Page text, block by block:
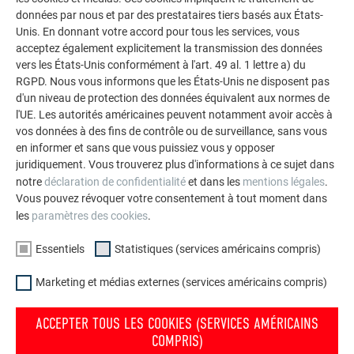
La galerie de références PREFA démontre la
polyvalence de l’aluminium. Découvrez d’autres projets
impressionnants avec les solutions en aluminium
durables de PREFA pour toitures, systèmes solaires et
façades.
VOIR DAVANTAGE DE RÉFÉRENCES
données par nous et par des prestataires tiers basés aux États-
Unis. En donnant votre accord pour tous les services, vous
acceptez également explicitement la transmission des données
vers les États-Unis conformément à l'art. 49 al. 1 lettre a) du
RGPD. Nous vous informons que les États-Unis ne disposent pas
d'un niveau de protection des données équivalent aux normes de
l'UE. Les autorités américaines peuvent notamment avoir accès à
vos données à des fins de contrôle ou de surveillance, sans vous
en informer et sans que vous puissiez vous y opposer
juridiquement. Vous trouverez plus d'informations à ce sujet dans
notredéclaration de confidentialitéet dans les mentions légales.
Vous pouvez révoquer votre consentement à tout moment dans
les paramètres des cookies.
Essentiels Statistiques (services américains compris)
Marketing et médias externes (services américains compris)
ACCEPTER TOUS LES COOKIES (SERVICES AMÉRICAINS
COMPRIS)